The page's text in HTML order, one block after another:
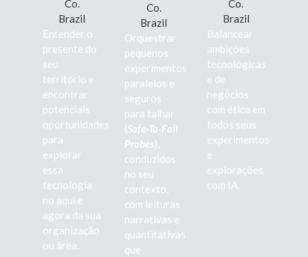
Entender o
presente do
seu
território e
encontrar
potenciais
oportunidades
para
explorar
essa
tecnologia
no aqui e
agora da sua
organização
ou área.
Orquestrar
pequenos
experimentos
paralelos e
seguros
para falhar
(Safe-To-Fail
Probes),
conduzidos
no seu
contexto,
com leituras
narrativas e
quantitativas
que
Balancear
ambições
tecnológicas
e de
negócios
com ética em
todos seus
experimentos
e
explorações
com IA.